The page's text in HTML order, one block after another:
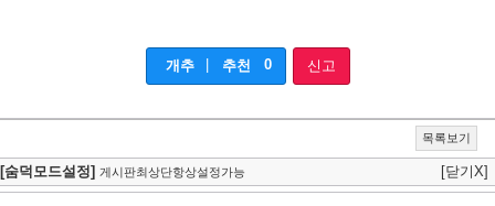
개추 추천 0 신고
목록보기
[숨덕모드설정] 게시판최상단항상설정가능 [닫기X]